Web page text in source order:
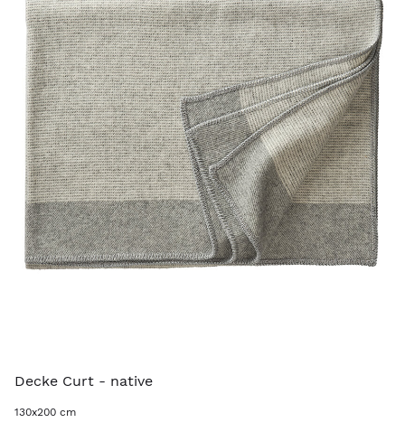
Decke Curt - native
130x200 cm